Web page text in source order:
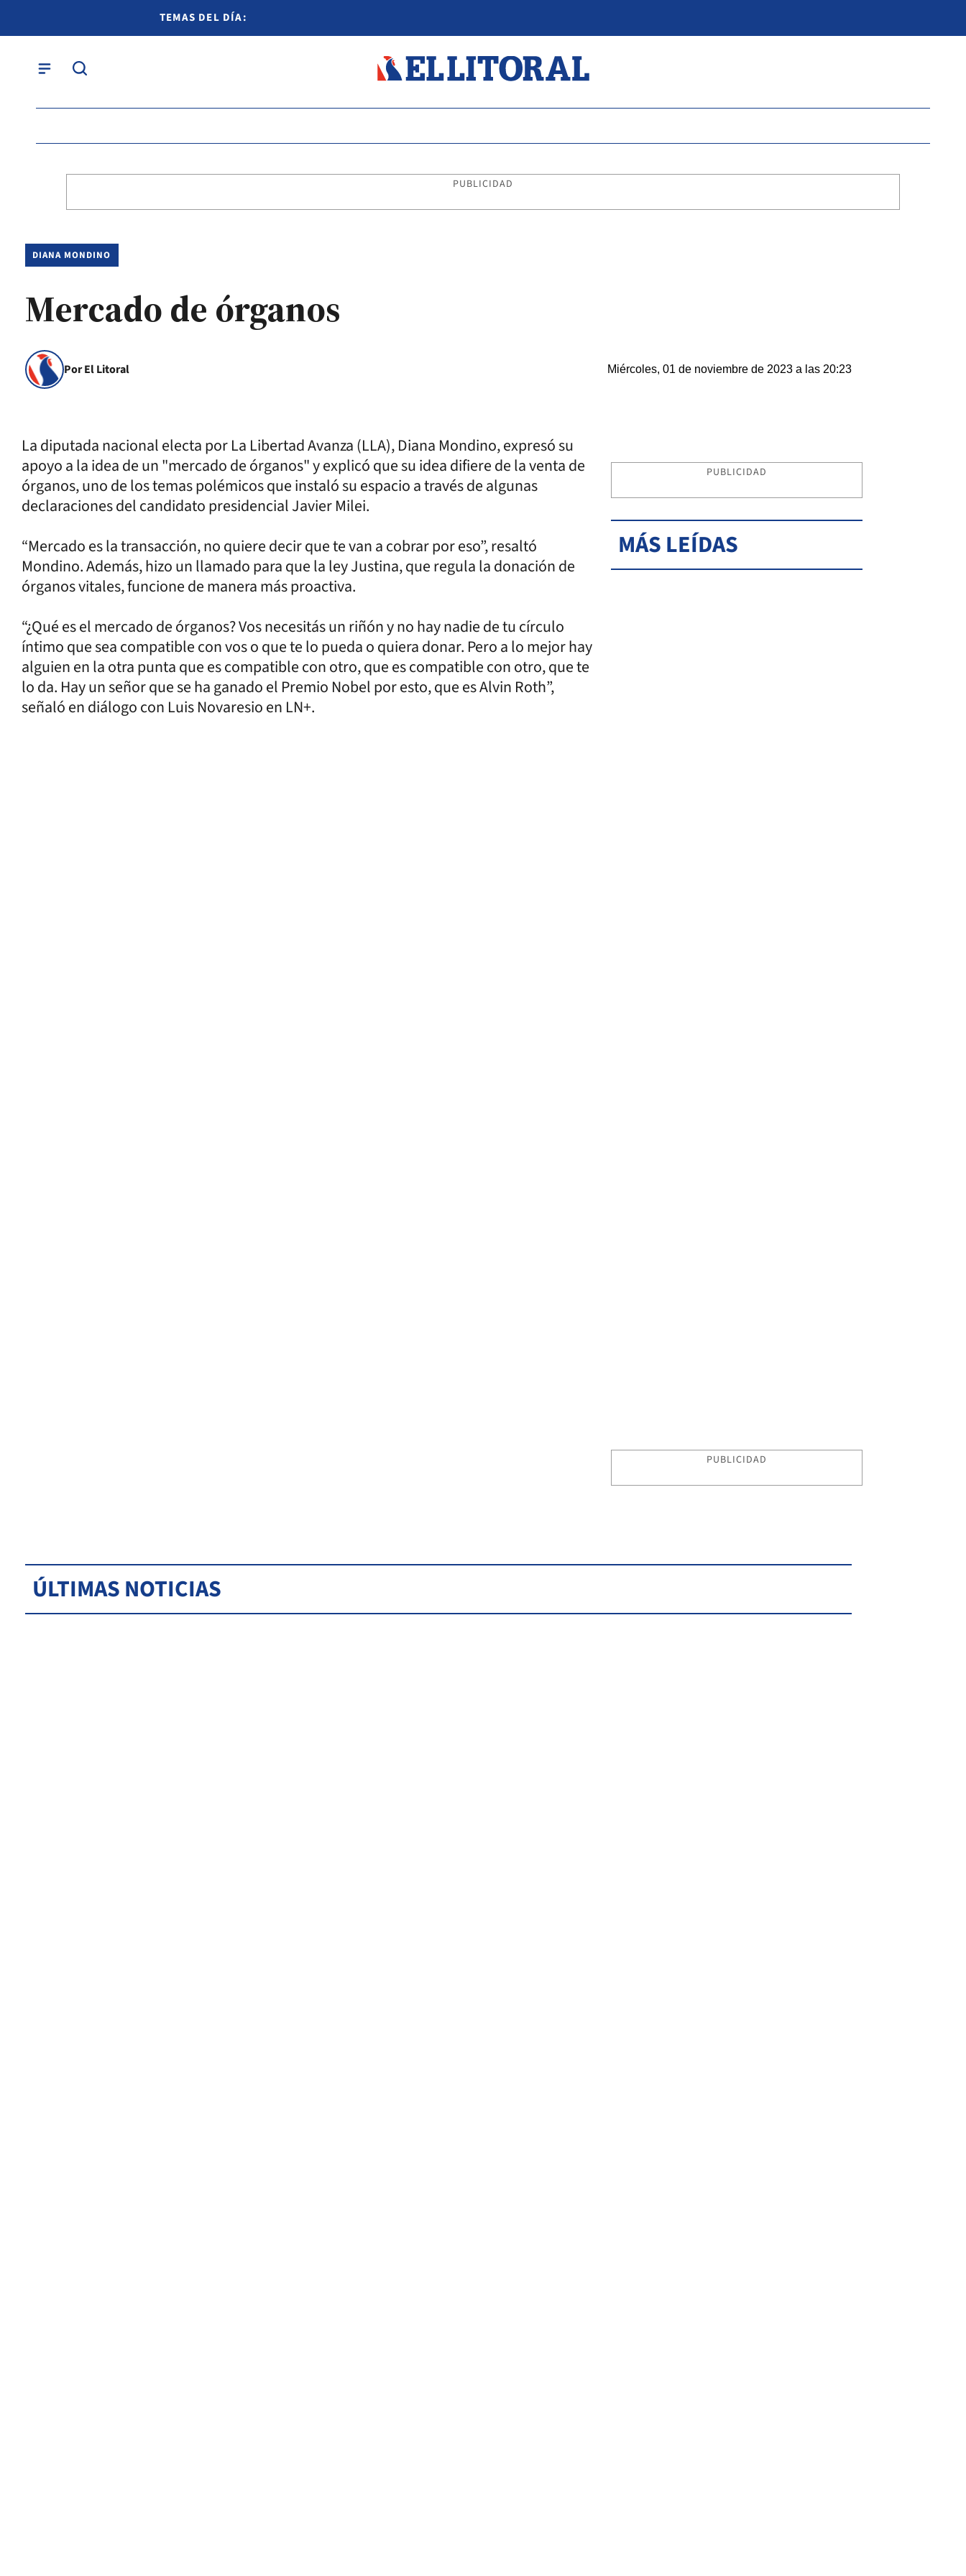
TEMAS DEL DÍA:
PUBLICIDAD
DIANA MONDINO
Mercado de órganos
Por El Litoral Miércoles, 01 de noviembre de 2023 a las 20:23
La diputada nacional electa por La Libertad Avanza (LLA), Diana Mondino, expresó su
apoyo a la idea de un "mercado de órganos" y explicó que su idea difiere de la venta de
órganos, uno de los temas polémicos que instaló su espacio a través de algunas
declaraciones del candidato presidencial Javier Milei.
“Mercado es la transacción, no quiere decir que te van a cobrar por eso”, resaltó
Mondino. Además, hizo un llamado para que la ley Justina, que regula la donación de
órganos vitales, funcione de manera más proactiva.
“¿Qué es el mercado de órganos? Vos necesitás un riñón y no hay nadie de tu círculo
íntimo que sea compatible con vos o que te lo pueda o quiera donar. Pero a lo mejor hay
alguien en la otra punta que es compatible con otro, que es compatible con otro, que te
lo da. Hay un señor que se ha ganado el Premio Nobel por esto, que es Alvin Roth”,
señaló en diálogo con Luis Novaresio en LN+.
PUBLICIDAD
MÁS LEÍDAS
PUBLICIDAD
ÚLTIMAS NOTICIAS